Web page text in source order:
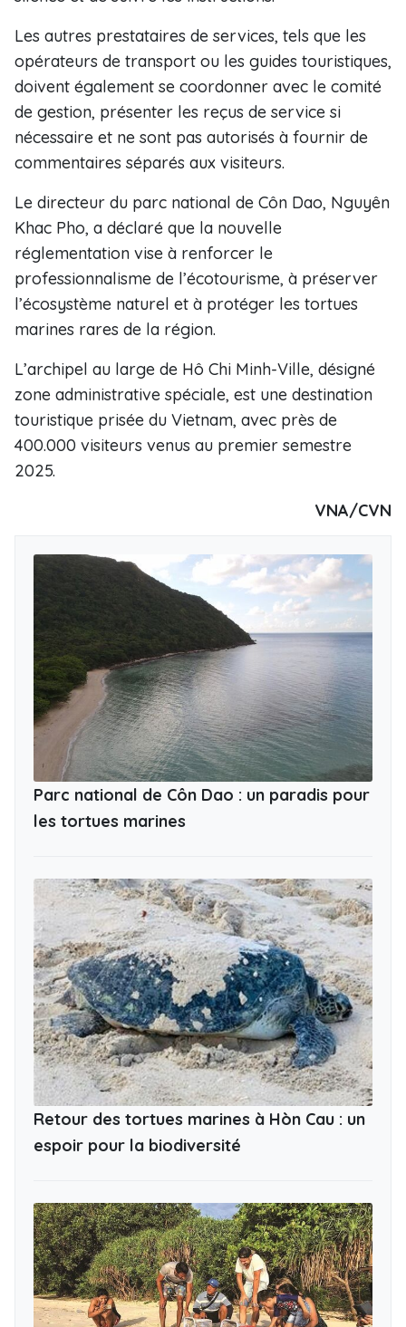
Les autres prestataires de services, tels que les
opérateurs de transport ou les guides touristiques,
doivent également se coordonner avec le comité
de gestion, présenter les reçus de service si
nécessaire et ne sont pas autorisés à fournir de
commentaires séparés aux visiteurs.
Le directeur du parc national de Côn Dao, Nguyên
Khac Pho, a déclaré que la nouvelle
réglementation vise à renforcer le
professionnalisme de l’écotourisme, à préserver
l’écosystème naturel et à protéger les tortues
marines rares de la région.
L’archipel au large de Hô Chi Minh-Ville, désigné
zone administrative spéciale, est une destination
touristique prisée du Vietnam, avec près de
400.000 visiteurs venus au premier semestre
2025.
VNA/CVN
Parc national de Côn Dao : un paradis pour
les tortues marines
Retour des tortues marines à Hòn Cau : un
espoir pour la biodiversité